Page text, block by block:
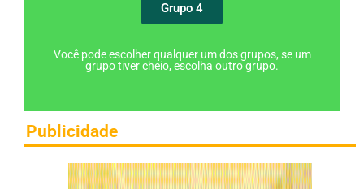
Grupo 4
Você pode escolher qualquer um dos grupos, se um
grupo tiver cheio, escolha outro grupo.
Publicidade